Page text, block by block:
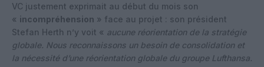
VC justement exprimait au début du mois son
« incompréhension » face au projet : son président
Stefan Herth n’y voit « aucune réorientation de la stratégie
globale. Nous reconnaissons un besoin de consolidation et
la nécessité d’une réorientation globale du groupe Lufthansa.